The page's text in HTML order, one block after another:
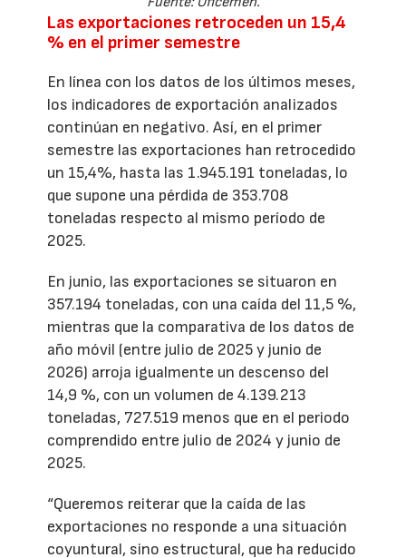
Las exportaciones retroceden un 15,4
% en el primer semestre
En línea con los datos de los últimos meses,
los indicadores de exportación analizados
continúan en negativo. Así, en el primer
semestre las exportaciones han retrocedido
un 15,4%, hasta las 1.945.191 toneladas, lo
que supone una pérdida de 353.708
toneladas respecto al mismo período de
2025.
En junio, las exportaciones se situaron en
357.194 toneladas, con una caída del 11,5 %,
mientras que la comparativa de los datos de
año móvil (entre julio de 2025 y junio de
2026) arroja igualmente un descenso del
14,9 %, con un volumen de 4.139.213
toneladas, 727.519 menos que en el periodo
comprendido entre julio de 2024 y junio de
2025.
“Queremos reiterar que la caída de las
exportaciones no responde a una situación
coyuntural, sino estructural, que ha reducido